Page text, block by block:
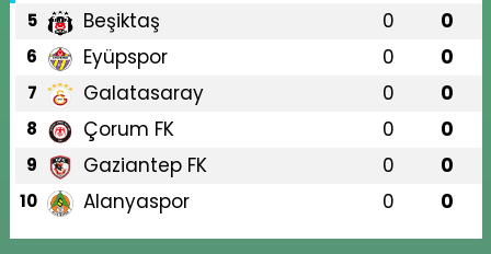
5 Beşiktaş 0 0
6 Eyüpspor 0 0
7 Galatasaray 0 0
8 Çorum FK 0 0
9 Gaziantep FK 0 0
10 Alanyaspor 0 0